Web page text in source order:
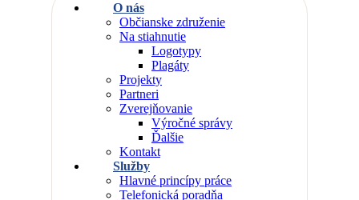
O nás
Občianske združenie
Na stiahnutie
Logotypy
Plagáty
Projekty
Partneri
Zverejňovanie
Výročné správy
Ďalšie
Kontakt
Služby
Hlavné princípy práce
Telefonická poradňa